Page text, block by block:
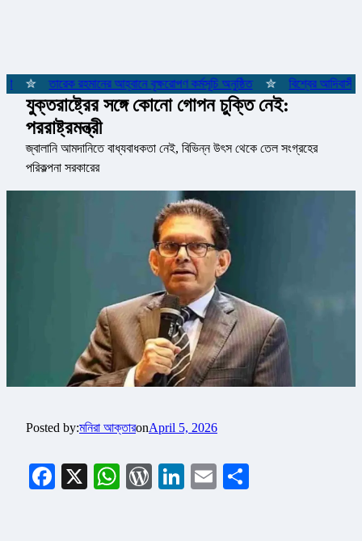
তারেক রহমানের আহ্বানে বৃক্ষরোপণ কর্মসূচি অনুষ্ঠিত বিশ্বের আদিবাসী
যুক্তরাষ্ট্রের সঙ্গে কোনো গোপন চুক্তি নেই:
পররাষ্ট্রমন্ত্রী
জ্বালানি আমদানিতে বাধ্যবাধকতা নেই, বিভিন্ন উৎস থেকে তেল সংগ্রহের
পরিকল্পনা সরকারের
Posted by:মনিরা আক্তারonApril 5, 2026
Facebook
X WhatsApp
WordPress
LinkedIn
Email